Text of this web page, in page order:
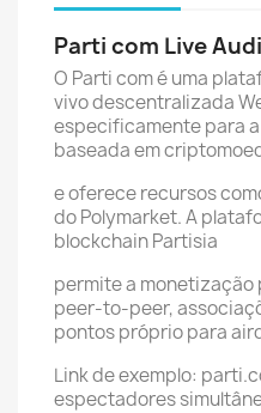
Parti com Live
O Parti com é uma
vivo descentralizada
especificamente para
baseada em
e oferece recursos
do Polymarket. A
blockchain Partisia
permite a monetização
peer-to-peer,
pontos próprio para
Link de exemplo:
espectadores